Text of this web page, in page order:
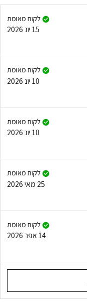
לקוח מאומת
15 יונ 2026
לקוח מאומת
10 יונ 2026
לקוח מאומת
10 יונ 2026
לקוח מאומת
25 מאי 2026
לקוח מאומת
14 אפר 2026